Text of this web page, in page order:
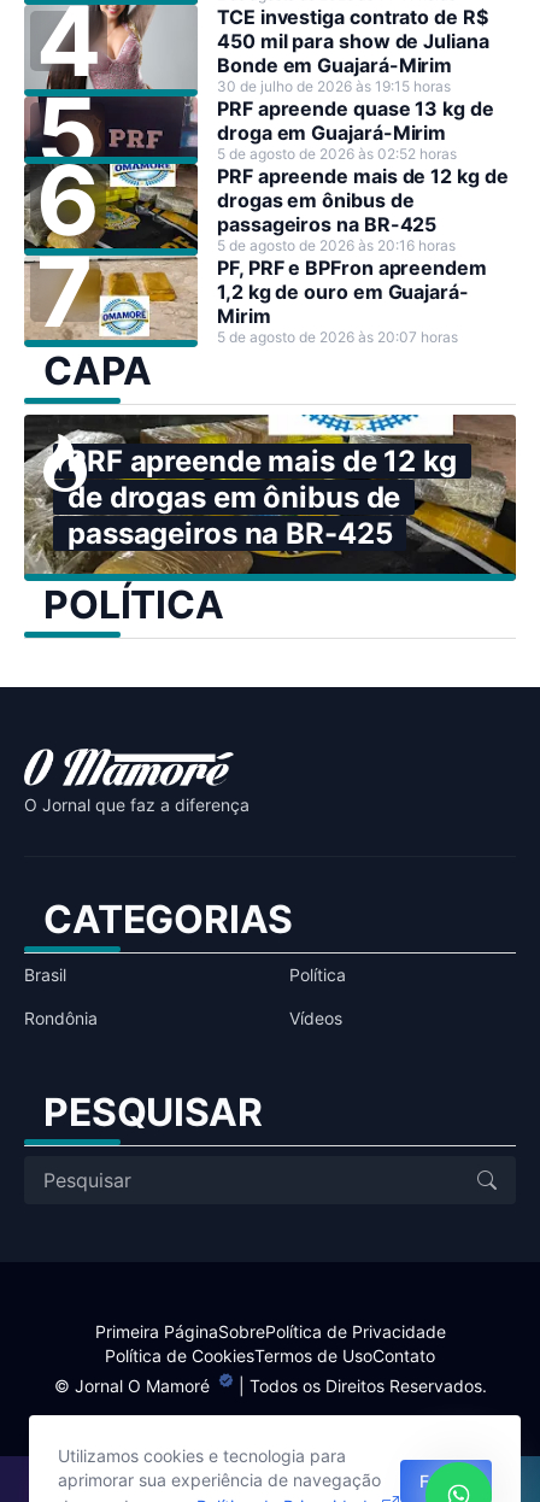
TCE investiga contrato de R$
450 mil para show de Juliana
Bonde em Guajará-Mirim
30 de julho de 2026 às 19:15 horas
PRF apreende quase 13 kg de
droga em Guajará-Mirim
5 de agosto de 2026 às 02:52 horas
PRF apreende mais de 12 kg de
drogas em ônibus de
passageiros na BR-425
5 de agosto de 2026 às 20:16 horas
PF, PRF e BPFron apreendem
1,2 kg de ouro em Guajará-
Mirim
5 de agosto de 2026 às 20:07 horas
CAPA
PRF apreende mais de 12 kg
de drogas em ônibus de
passageiros na BR-425
POLÍTICA
O Jornal que faz a diferença
CATEGORIAS
Brasil Política
Rondônia Vídeos
PESQUISAR
© Jornal O Mamoré | Todos os Direitos Reservados.
Primeira PáginaSobrePolítica de Privacidade
Política de CookiesTermos de UsoContato
Utilizamos cookies e tecnologia para
aprimorar sua experiência de navegação
Fechar
Site desenvolvido por: